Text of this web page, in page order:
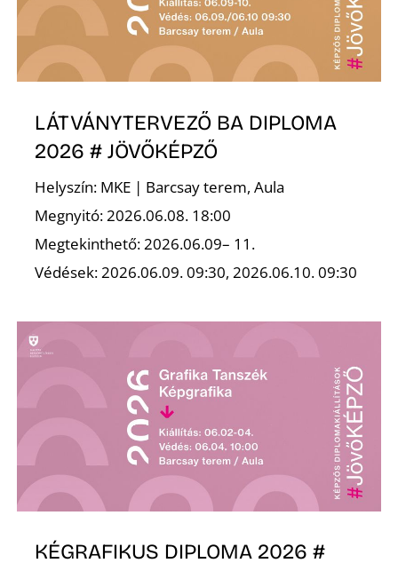
LÁTVÁNYTERVEZŐ BA DIPLOMA
2026 # JÖVŐKÉPZŐ
Helyszín: MKE | Barcsay terem, Aula
Megnyitó: 2026.06.08. 18:00
Megtekinthető: 2026.06.09– 11.
Védések: 2026.06.09. 09:30, 2026.06.10. 09:30
KÉGRAFIKUS DIPLOMA 2026 #